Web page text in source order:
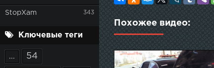
StopXam 343
Ключевые теги
... 54
Похожее видео: